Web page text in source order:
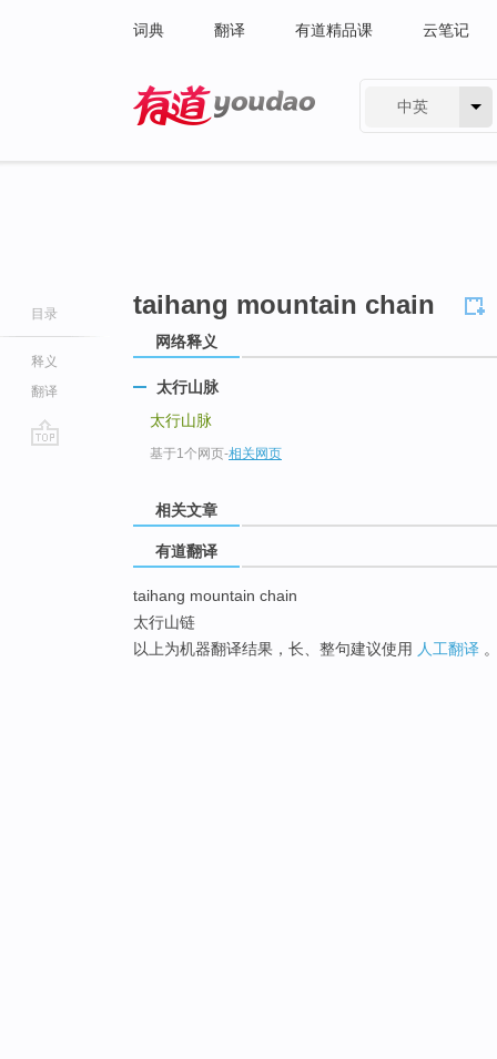
词典 翻译 有道精品课 云笔记
中英
目录
释义
翻译
taihang mountain chain
网络释义
太行山脉
太行山脉
基于1个网页-相关网页
相关文章
有道翻译
taihang mountain chain
太行山链
以上为机器翻译结果，长、整句建议使用 人工翻译